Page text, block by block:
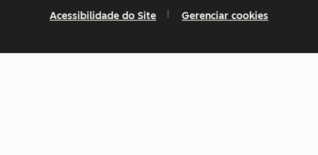
Acessibilidade do Site Gerenciar cookies